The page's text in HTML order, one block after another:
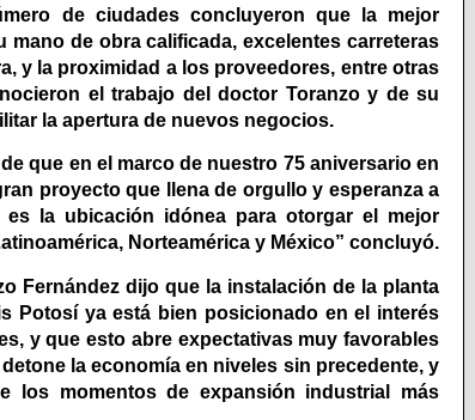
de ciudades concluyeron que la mejor
de obra calificada, excelentes carreteras
y la proximidad a los proveedores, entre otras
el trabajo del doctor Toranzo y de su
la apertura de nuevos negocios.
que en el marco de nuestro 75 aniversario en
proyecto que llena de orgullo y esperanza a
la ubicación idónea para otorgar el mejor
Norteamérica y México” concluyó.
Fernández dijo que la instalación de la planta
Potosí ya está bien posicionado en el interés
y que esto abre expectativas muy favorables
la economía en niveles sin precedente, y
los momentos de expansión industrial más